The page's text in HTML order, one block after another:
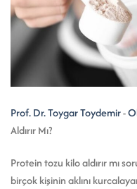
Prof. Dr. Toygar Toydemir-
Aldırır Mı?
Protein tozu kilo aldırır mı
birçok kişinin aklını